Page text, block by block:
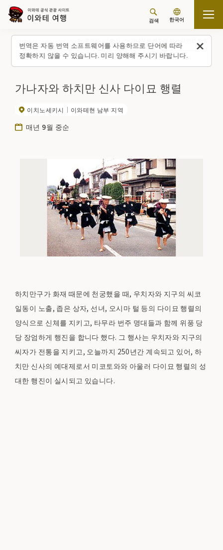
번역은 자동 번역 소프트웨어를 사용하므로 단어에 따라
정확하지 않을 수 있습니다. 미리 양해해 주시기 바랍니다.
검색 한국어
가나자와 하치만 신사 다이묘 행렬
이치노세키시 이와테현 남부 지역
매년 9월 중순
하치만구가 화재 때문에 천궁했을 때, 우치자와 지구의 씨코
일동이 노출, 좁은 상자, 선녀, 오시마 털 등의 다이묘 행렬의
양식으로 신체를 지키고, 타무라 번주 명대들과 함께 위풍 당
당 장엄하게 행진을 합니다 했다. 그 행사는 우치자와 지구의
씨자가 전통을 지키고, 오늘까지 250년간 계속되고 있어, 하
치만 신사의 예대제로서 미코토와와 아울러 다이묘 행렬의 성
대한 행진이 실시되고 있습니다.